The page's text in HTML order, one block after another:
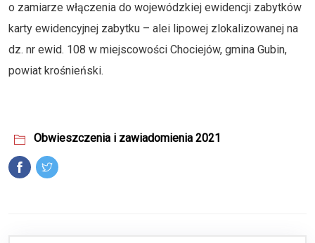
o zamiarze włączenia do wojewódzkiej ewidencji zabytków
karty ewidencyjnej zabytku – alei lipowej zlokalizowanej na
dz. nr ewid. 108 w miejscowości Chociejów, gmina Gubin,
powiat krośnieński.
Obwieszczenia i zawiadomienia 2021